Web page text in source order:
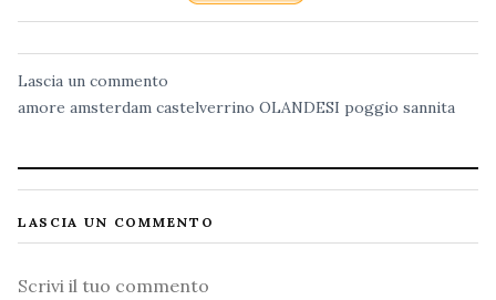
Lascia un commento
amore amsterdam castelverrino OLANDESI poggio sannita
LASCIA UN COMMENTO
Commento